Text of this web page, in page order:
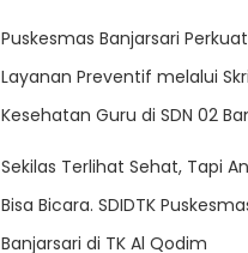
Puskesmas Banjarsari Perkuat
Layanan Preventif melalui
Kesehatan Guru di SDN 02
Sekilas Terlihat Sehat, Tapi
Bisa Bicara. SDIDTK
Banjarsari di TK Al Qodim